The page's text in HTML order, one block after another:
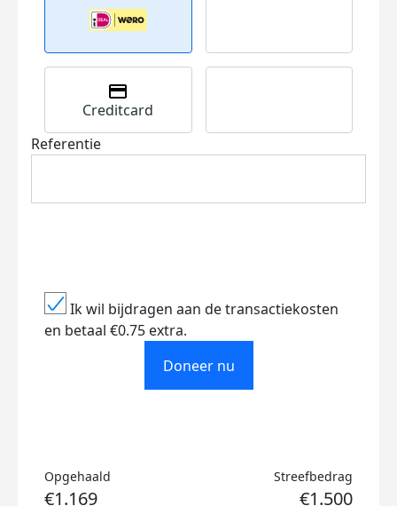
Creditcard
Referentie
Ik wil bijdragen aan de transactiekosten
en betaal €0.75 extra.
Doneer nu
Opgehaald
€1.169
Streefbedrag
€1.500